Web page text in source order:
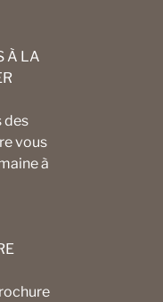
À LA
des
vous
à